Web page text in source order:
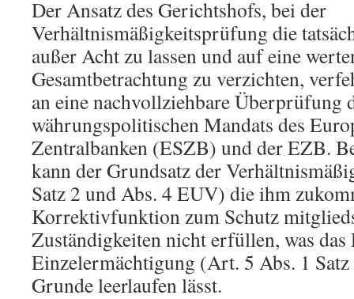
Der Ansatz des Gerichtshofs, bei der
Verhältnismäßigkeitsprüfung die
außer Acht zu lassen und auf eine
Gesamtbetrachtung zu verzichten,
an eine nachvollziehbare Überprüfung
währungspolitischen Mandats des
Zentralbanken (ESZB) und der EZB.
kann der Grundsatz der
Satz 2 und Abs. 4 EUV) die ihm
Korrektivfunktion zum Schutz
Zuständigkeiten nicht erfüllen, was
Einzelermächtigung (Art. 5 Abs. 1
Grunde leerlaufen lässt.